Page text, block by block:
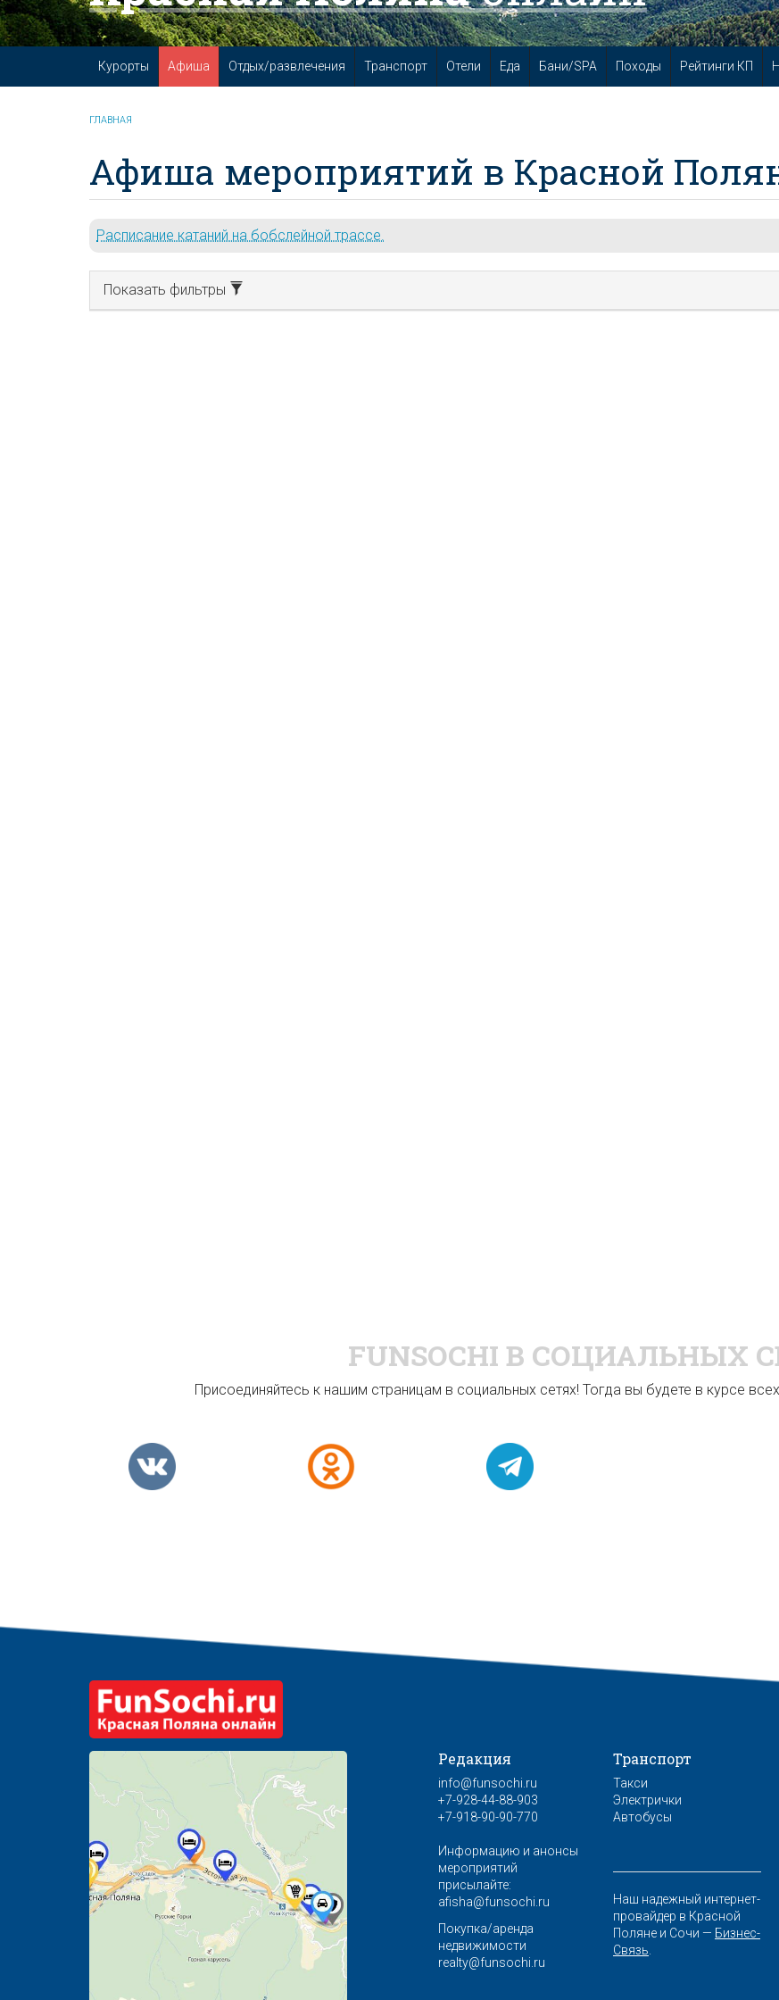
Курорты Афиша Отдых/развлечения Транспорт Отели Еда Бани/SPA Походы Рейтинги КП
ГЛАВНАЯ
Афиша мероприятий в Красной
Расписание катаний на бобслейной трассе.
Показать фильтры
FUNSOCHI В СОЦИАЛЬНЫХ
Присоединяйтесь к нашим страницам в социальных сетях! Тогда вы будете в курсе
Редакция
info@funsochi.ru
+7-928-44-88-903
+7-918-90-90-770
Информацию и анонсы
мероприятий
присылайте:
afisha@funsochi.ru
Покупка/аренда
недвижимости
realty@funsochi.ru
Транспорт
Такси
Электрички
Автобусы
Наш надежный интернет-
провайдер в Красной
Поляне и Сочи — Бизнес-
Связь